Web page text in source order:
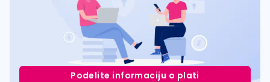
Podelite informaciju o plati